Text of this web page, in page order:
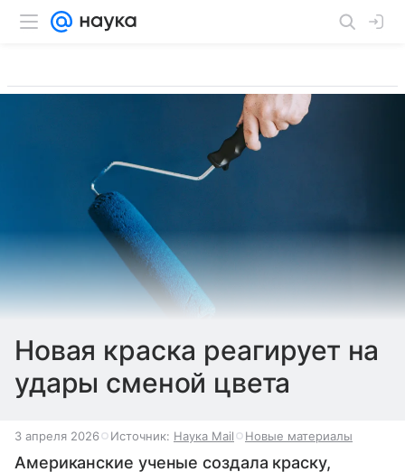
Новая краска реагирует на
удары сменой цвета
3 апреля 2026 Источник: Наука Mail Новые материалы
Американские ученые создала краску,